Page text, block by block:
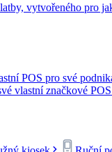
vytvořeného pro
POS pro své
vlastní značkové